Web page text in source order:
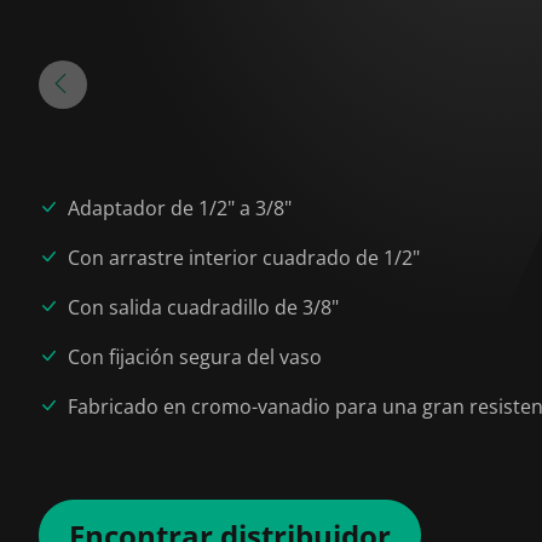
Adaptador de 1/2" a 3/8"
Con arrastre interior cuadrado de 1/2"
Con salida cuadradillo de 3/8"
Con fijación segura del vaso
Fabricado en cromo-vanadio para una gran